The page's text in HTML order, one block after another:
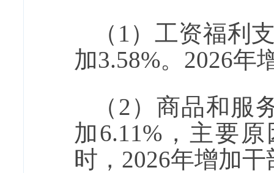
（1）工资福利
加3.58%。 2026年
（2）商品和服
加6.11% ，主要
时，2026年增加干